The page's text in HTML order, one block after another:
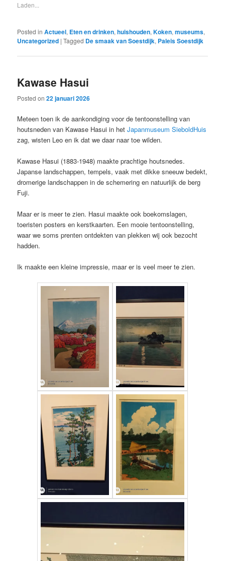
Laden...
Posted in Actueel, Eten en drinken,huishouden,Koken,museums,
Uncategorized |Tagged De smaak van Soestdijk, Paleis Soestdijk
Kawase Hasui
Posted on22 januari 2026
Meteen toen ik de aankondiging voor de tentoonstelling van
houtsneden van Kawase Hasui in hetJapanmuseum SieboldHuis
zag, wisten Leo en ik dat we daar naar toe wilden.
Kawase Hasui (1883-1948) maakte prachtige houtsnedes.
Japanse landschappen, tempels, vaak met dikke sneeuw bedekt,
dromerige landschappen in de schemering en natuurlijk de berg
Fuji.
Maar er is meer te zien. Hasui maakte ook boekomslagen,
toeristen posters en kerstkaarten. Een mooie tentoonstelling,
waar we soms prenten ontdekten van plekken wij ook bezocht
hadden.
Ik maakte een kleine impressie, maar er is veel meer te zien.